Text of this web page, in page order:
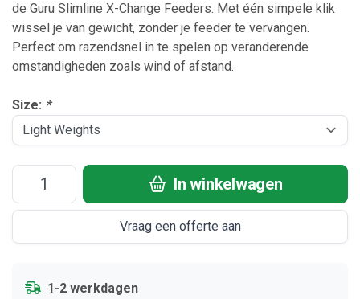
de Guru Slimline X-Change Feeders. Met één simpele klik
wissel je van gewicht, zonder je feeder te vervangen.
Perfect om razendsnel in te spelen op veranderende
omstandigheden zoals wind of afstand.
Size: *
In winkelwagen
Vraag een offerte aan
1-2 werkdagen